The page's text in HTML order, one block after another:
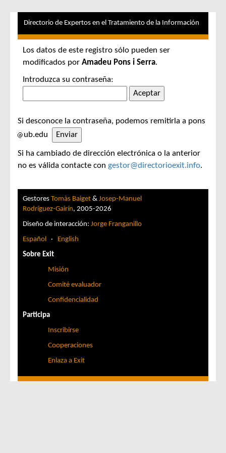
Directorio de Expertos en el Tratamiento de la Información
Los datos de este registro sólo pueden ser
modificados por Amadeu Pons i Serra.
Introduzca su contraseña:
Si desconoce la contraseña, podemos remitirla a pons
ub.edu
Si ha cambiado de dirección electrónica o la anterior
no es válida contacte con gestor@directorioexit.info.
Gestores Tomàs Baiget & Josep-Manuel
Rodríguez-Gairín, 2005-2026
Diseño de interacción: Jorge Franganillo
Español · English
Sobre Exit
Misión
Comité evaluador
Confidencialidad
Participa
Inscribirse
Cooperaciones
Enlaza a Exit